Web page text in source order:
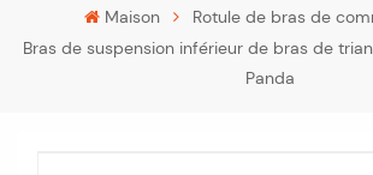
Maison
Rotule de bras de
Bras de suspension inférieur de bras de
Panda